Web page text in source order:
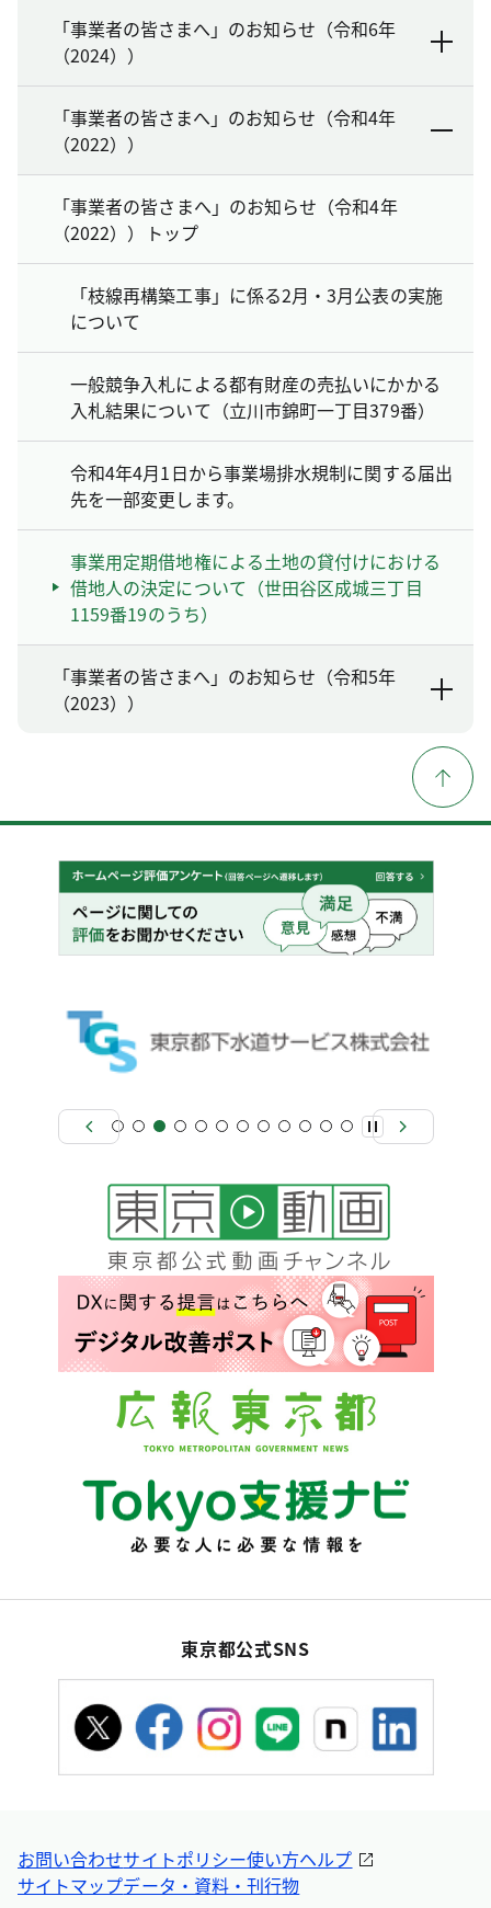
「事業者の皆さまへ」のお知らせ（令和6年
（2024））
「事業者の皆さまへ」のお知らせ（令和4年
（2022））
「事業者の皆さまへ」のお知らせ（令和4年
（2022））トップ
「枝線再構築工事」に係る2月・3月公表の実施
について
一般競争入札による都有財産の売払いにかかる
入札結果について（立川市錦町一丁目379番）
令和4年4月1日から事業場排水規制に関する届出
先を一部変更します。
事業用定期借地権による土地の貸付けにおける
借地人の決定について（世田谷区成城三丁目
1159番19のうち）
「事業者の皆さまへ」のお知らせ（令和5年
（2023））
東京都公式SNS
お問い合わせサイトポリシー使い方ヘルプ
サイトマップデータ・資料・刊行物